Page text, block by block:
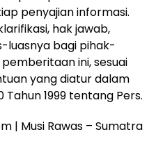
penyajian informasi.
hak jawab,
luasnya bagi pihak-
ini, sesuai
yang diatur dalam
1999 tentang Pers.
| Musi Rawas – Sumatra